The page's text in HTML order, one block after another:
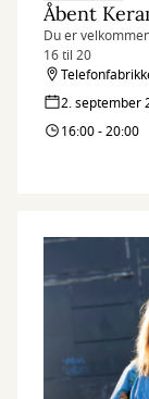
Åbent
Du er
16 til 20
2. september
16:00 - 20:00